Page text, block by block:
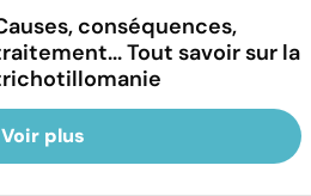
conséquences,
Tout savoir sur la
Voir plus